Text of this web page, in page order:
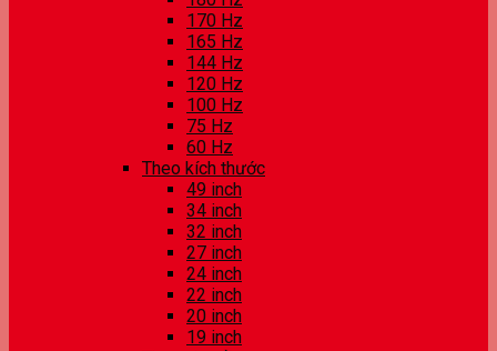
170 Hz
165 Hz
144 Hz
120 Hz
100 Hz
75 Hz
60 Hz
Theo kích thước
49 inch
34 inch
32 inch
27 inch
24 inch
22 inch
20 inch
19 inch